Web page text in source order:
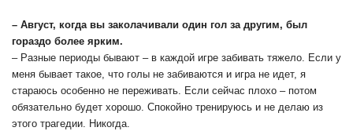
– Август, когда вы заколачивали один гол за другим, был
гораздо более ярким.
– Разные периоды бывают – в каждой игре забивать тяжело. Если у
меня бывает такое, что голы не забиваются и игра не идет, я
стараюсь особенно не переживать. Если сейчас плохо – потом
обязательно будет хорошо. Спокойно тренируюсь и не делаю из
этого трагедии. Никогда.